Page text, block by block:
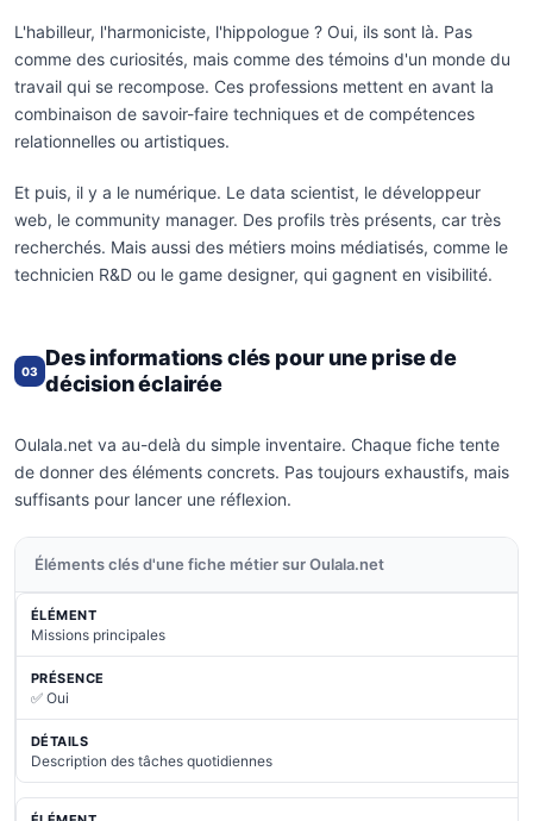
L'habilleur, l'harmoniciste, l'hippologue ? Oui, ils sont là. Pas
comme des curiosités, mais comme des témoins d'un monde du
travail qui se recompose. Ces professions mettent en avant la
combinaison de savoir-faire techniques et de compétences
relationnelles ou artistiques.
Et puis, il y a le numérique. Le data scientist, le développeur
web, le community manager. Des profils très présents, car très
recherchés. Mais aussi des métiers moins médiatisés, comme le
technicien R&D ou le game designer, qui gagnent en visibilité.
03
Des informations clés pour une prise de
décision éclairée
Oulala.net va au-delà du simple inventaire. Chaque fiche tente
de donner des éléments concrets. Pas toujours exhaustifs, mais
suffisants pour lancer une réflexion.
Éléments clés d'une fiche métier sur Oulala.net
Missions principales
✅ Oui
Description des tâches quotidiennes